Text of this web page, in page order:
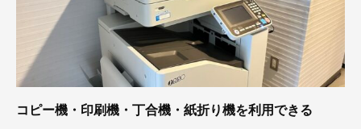
コピー機・印刷機・丁合機・紙折り機を利用できる